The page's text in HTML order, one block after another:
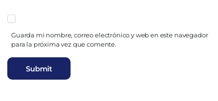
Guarda mi nombre, correo electrónico y web en este navegador
para la próxima vez que comente.